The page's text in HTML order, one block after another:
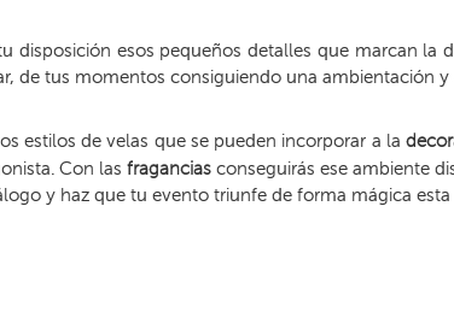
disposición esos pequeños detalles que marcan la
de tus momentos consiguiendo una ambientación y
estilos de velas que se pueden incorporar a la
Con las fraganciasconseguirás ese ambiente
y haz que tu evento triunfe de forma mágica esta